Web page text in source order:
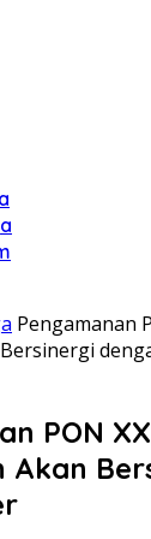
Pengamanan
PON
Akan